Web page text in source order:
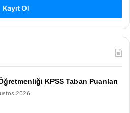
Kayıt Ol
KPSS Taban Puanları
2026